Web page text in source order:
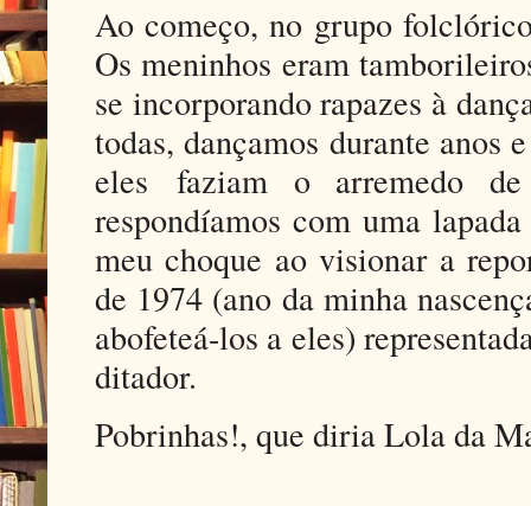
Ao começo, no grupo
Os meninhos eram
se incorporando rapazes à
todas, dançamos durante anos
eles faziam o arremedo
respondíamos com uma
meu choque ao visionar a
de 1974 (ano da minha
abofeteá-los a eles)
ditador.
Pobrinhas!, que diria Lola da